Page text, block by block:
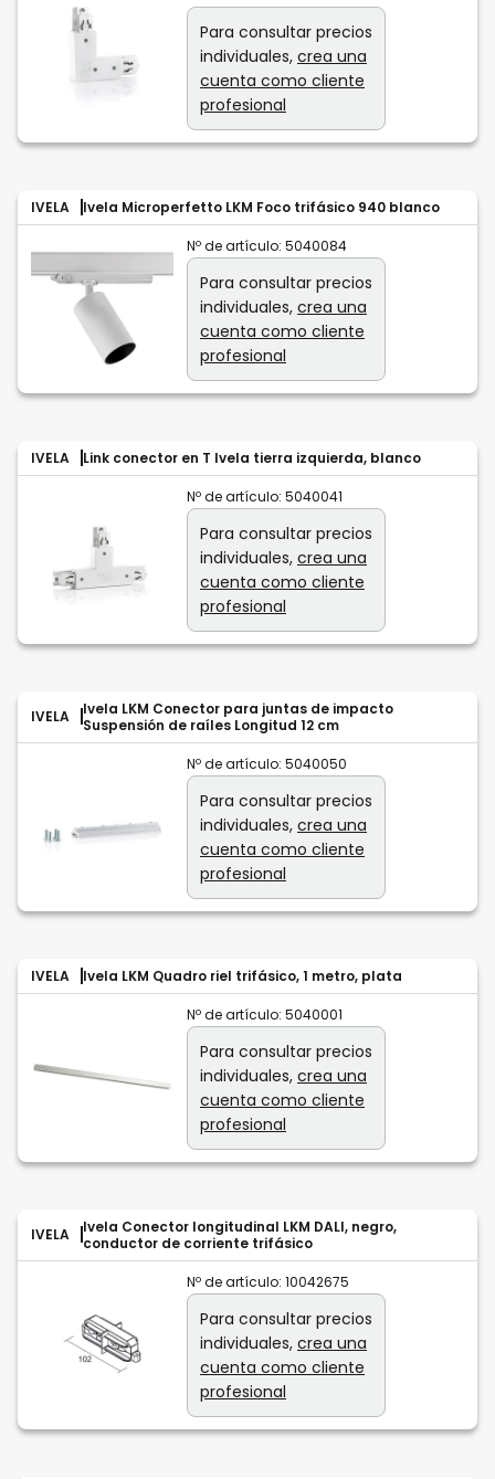
Para consultar precios
individuales, crea una
cuenta como cliente
profesional
IVELA Ivela Microperfetto LKM Foco trifásico 940 blanco
Nº de artículo: 5040084
Para consultar precios
individuales, crea una
cuenta como cliente
profesional
IVELA Link conector en T Ivela tierra izquierda, blanco
Nº de artículo: 5040041
Para consultar precios
individuales, crea una
cuenta como cliente
profesional
IVELA
Ivela LKM Conector para juntas de impacto
Suspensión de raíles Longitud 12 cm
Nº de artículo: 5040050
Para consultar precios
individuales, crea una
cuenta como cliente
profesional
IVELA Ivela LKM Quadro riel trifásico, 1 metro, plata
Nº de artículo: 5040001
Para consultar precios
individuales, crea una
cuenta como cliente
profesional
IVELA
Ivela Conector longitudinal LKM DALI, negro,
conductor de corriente trifásico
Nº de artículo: 10042675
Para consultar precios
individuales, crea una
cuenta como cliente
profesional